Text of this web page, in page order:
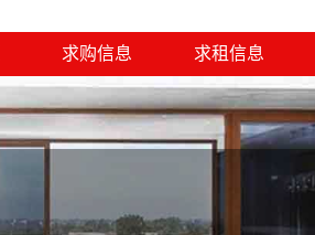
求购信息 求租信息